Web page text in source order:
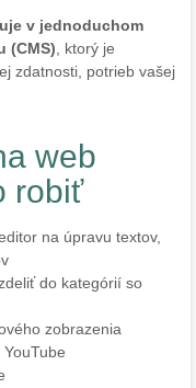
v jednoduchom
(CMS), ktorý je
zdatnosti, potrieb vašej
web
robiť
na úpravu textov,
do kategórií so
zobrazenia